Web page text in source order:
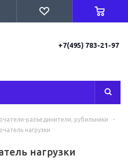
+7(495) 783-21-97
разъединители, рубильники
-
нагрузки
нагрузки